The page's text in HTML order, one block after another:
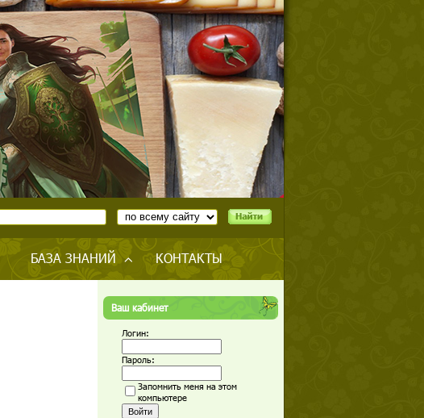
БАЗА ЗНАНИЙ КОНТАКТЫ
Ваш кабинет
Логин:
Пароль:
Запомнить меня на этом
компьютере